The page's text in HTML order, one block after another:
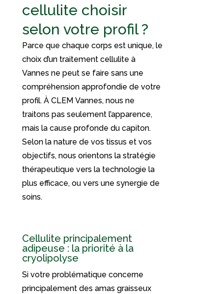
cellulite choisir
selon votre profil ?
Parce que chaque corps est unique, le
choix d’un traitement cellulite à
Vannes ne peut se faire sans une
compréhension approfondie de votre
profil. À CLEM Vannes, nous ne
traitons pas seulement l’apparence,
mais la cause profonde du capiton.
Selon la nature de vos tissus et vos
objectifs, nous orientons la stratégie
thérapeutique vers la technologie la
plus efficace, ou vers une synergie de
soins.
Cellulite principalement
adipeuse : la priorité à la
cryolipolyse
Si votre problématique concerne
principalement des amas graisseux